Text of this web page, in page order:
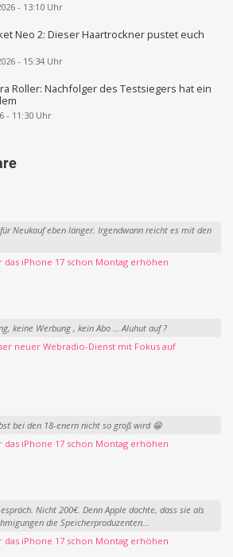
- 13:10 Uhr
Neo 2: Dieser Haartrockner pustet euch
- 15:34 Uhr
Roller: Nachfolger des Testsiegers hat ein
- 11:30 Uhr
Neukauf eben länger. Irgendwann reicht es mit den
iPhone 17 schon Montag erhöhen
keine Werbung , kein Abo … Aluhut auf ?
neuer Webradio-Dienst mit Fokus auf
bei den 18-enern nicht so groß wird 😁
iPhone 17 schon Montag erhöhen
Nicht 200€. Denn Apple dachte, dass sie als
die Speicherproduzenten...
iPhone 17 schon Montag erhöhen